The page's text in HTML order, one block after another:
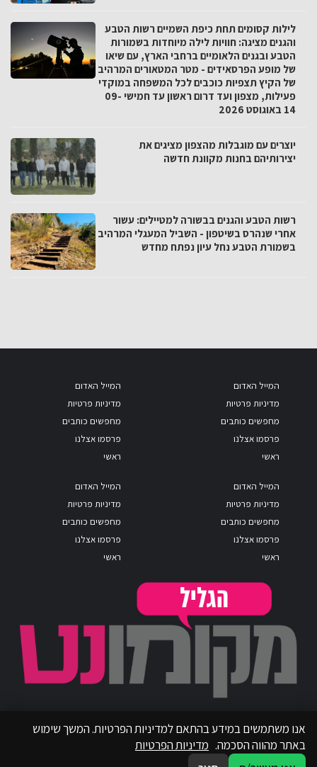
לילות קסומים תחת כיפת השמיים רשות הטבע
והגנים מציגה: חוויות לילה מיוחדות בשמורות
הטבע ובגנים הלאומיים ברחבי הארץ, עם שיאו
של מופע הפרסאידים - מטר המטאורים המרהיב
של הקיץ תצפיות כוכבים לכל המשפחה במוקדי
פעילות, מצפון ועד דרום ראשון עד חמישי 09-
14 באוגוסט 2026
יוצרים עם מוגבלות מהצפון מציגים את
יצירותיהם בחנות מקוונת חדשה
רשות הטבע והגנים בבשורה למטיילים: עשור
אחרי שנהרס בשיטפון - השביל המעגלי המרהיב
בשמורת הטבע נחל עיון נפתח מחדש
המייל האדום
מדיניות פרטיות
מחפשים כותבים
פרסמו אצלנו
ראשי
המייל האדום
מדיניות פרטיות
מחפשים כותבים
פרסמו אצלנו
ראשי
המייל האדום
מדיניות פרטיות
מחפשים כותבים
פרסמו אצלנו
ראשי
המייל האדום
מדיניות פרטיות
מחפשים כותבים
פרסמו אצלנו
ראשי
אנו משתמשים במידע בהתאם למדיניות הפרטיות. המשך שימוש
באתר מהווה הסכמה. מדיניות הפרטיות